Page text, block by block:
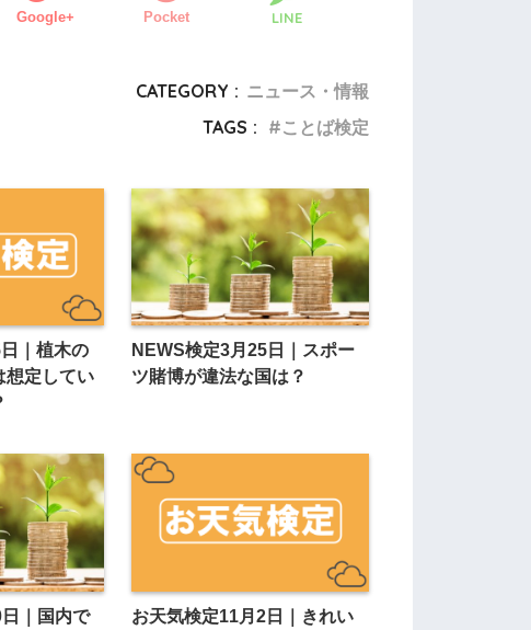
Google+ Pocket LINE
CATEGORY : ニュース・情報
TAGS :
ことば検定
｜植木の
想定してい
NEWS検定3月25日｜スポー
ツ賭博が違法な国は？
｜国内で
お天気検定11月2日｜きれい